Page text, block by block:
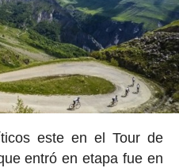
este en el Tour de
entró en etapa fue en